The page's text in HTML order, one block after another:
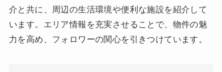
介と共に、周辺の生活環境や便利な施設を紹介して
います。エリア情報を充実させることで、物件の魅
力を高め、フォロワーの関心を引きつけています。